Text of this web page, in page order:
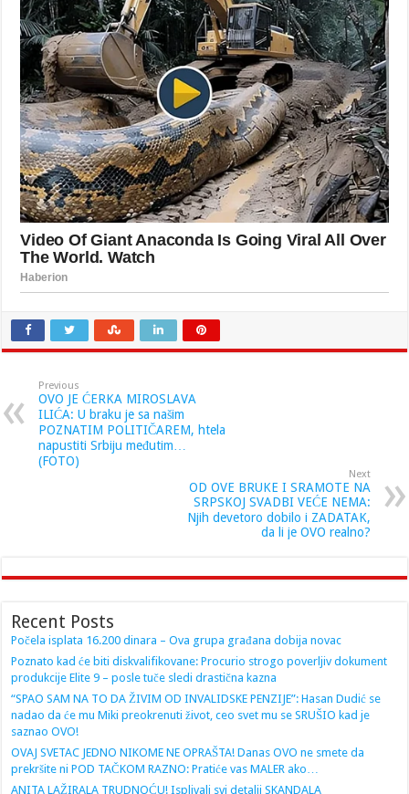
Previous
OVO JE ĆERKA MIROSLAVA
ILIĆA: U braku je sa našim
POZNATIM POLITIČAREM, htela
napustiti Srbiju međutim…
(FOTO)
Next
OD OVE BRUKE I SRAMOTE NA
SRPSKOJ SVADBI VEĆE NEMA:
Njih devetoro dobilo i ZADATAK,
da li je OVO realno?
Recent Posts
Počela isplata 16.200 dinara – Ova grupa građana dobija novac
Poznato kad će biti diskvalifikovane: Procurio strogo poverljiv dokument
produkcije Elite 9 – posle tuče sledi drastična kazna
“SPAO SAM NA TO DA ŽIVIM OD INVALIDSKE PENZIJE”: Hasan Dudić se
nadao da će mu Miki preokrenuti život, ceo svet mu se SRUŠIO kad je
saznao OVO!
OVAJ SVETAC JEDNO NIKOME NE OPRAŠTA! Danas OVO ne smete da
prekršite ni POD TAČKOM RAZNO: Pratiće vas MALER ako…
ANITA LAŽIRALA TRUDNOĆU! Isplivali svi detalji SKANDALA